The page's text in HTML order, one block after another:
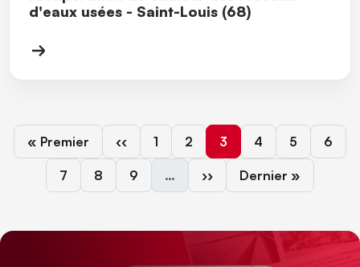
d'eaux usées - Saint-Louis (68)
Première page
« Premier Page précédente
‹‹ Page
1 Page
2 Page courante
3 Page
4 Page
5 Page
6
Page
7 Page
8 Page
9 … Page suivante
›› Dernière page
Dernier »